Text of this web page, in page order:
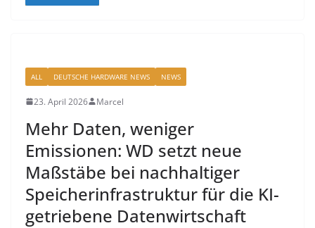
ALL DEUTSCHE HARDWARE NEWS NEWS
23. April 2026 Marcel
Mehr Daten, weniger
Emissionen: WD setzt neue
Maßstäbe bei nachhaltiger
Speicherinfrastruktur für die KI-
getriebene Datenwirtschaft